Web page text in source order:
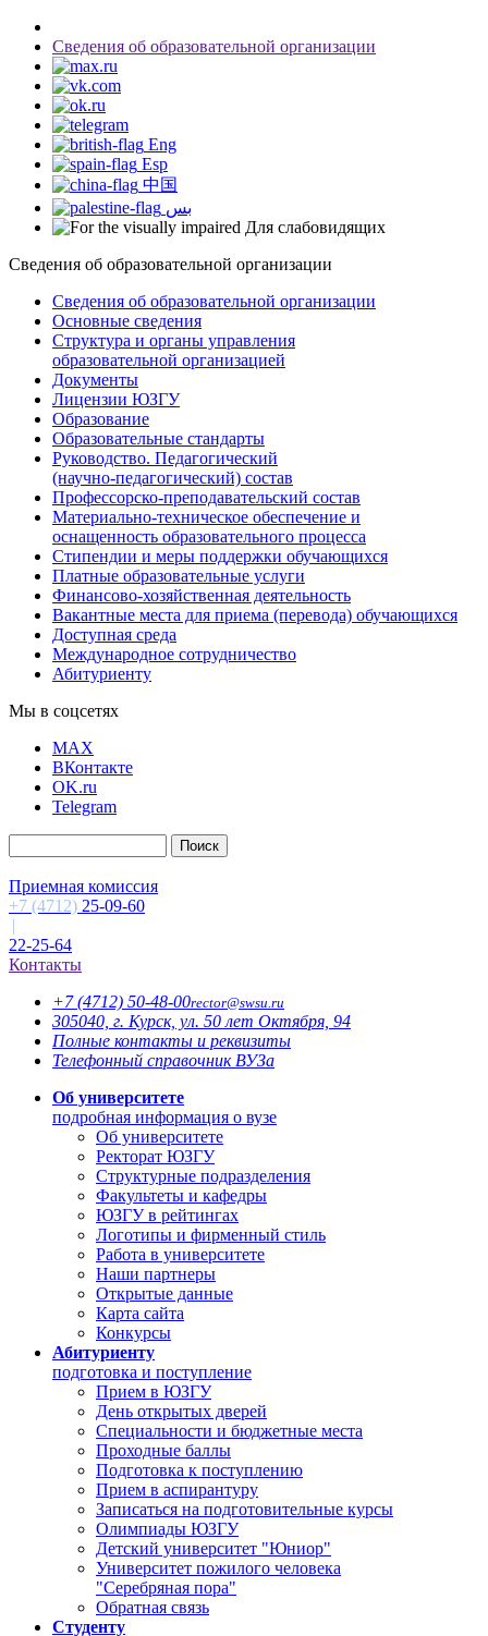
Сведения об образовательной организации
Eng
Esp
中国
بس
Для слабовидящих
Сведения об образовательной организации
Сведения об образовательной организации
Основные сведения
Структура и органы управления
образовательной организацией
Документы
Лицензии ЮЗГУ
Образование
Образовательные стандарты
Руководство. Педагогический
(научно-педагогический) состав
Профессорско-преподавательский состав
Материально-техническое обеспечение и
оснащенность образовательного процесса
Стипендии и меры поддержки обучающихся
Платные образовательные услуги
Финансово-хозяйственная деятельность
Вакантные места для приема (перевода) обучающихся
Доступная среда
Международное сотрудничество
Абитуриенту
Мы в соцсетях
MAX
ВКонтакте
OK.ru
Telegram
Приемная комиссия
+7 (4712) 25-09-60
|
22-25-64
Контакты
+7 (4712) 50-48-00rector@swsu.ru
305040, г. Курск, ул. 50 лет Октября, 94
Полные контакты и реквизиты
Телефонный справочник ВУЗа
Об университете
подробная информация о вузе
Об университете
Ректорат ЮЗГУ
Структурные подразделения
Факультеты и кафедры
ЮЗГУ в рейтингах
Логотипы и фирменный стиль
Работа в университете
Наши партнеры
Открытые данные
Карта сайта
Конкурсы
Абитуриенту
подготовка и поступление
Прием в ЮЗГУ
День открытых дверей
Специальности и бюджетные места
Проходные баллы
Подготовка к поступлению
Прием в аспирантуру
Записаться на подготовительные курсы
Олимпиады ЮЗГУ
Детский университет "Юниор"
Университет пожилого человека
"Серебряная пора"
Обратная связь
Студенту